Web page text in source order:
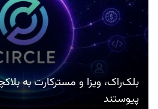
بلک‌راک، ویزا و مسترکارت به
پیوستند